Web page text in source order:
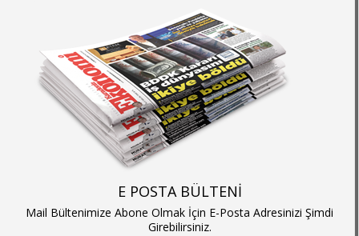
E POSTA BÜLTENİ
Mail Bültenimize Abone Olmak İçin E-Posta Adresinizi Şimdi
Girebilirsiniz.